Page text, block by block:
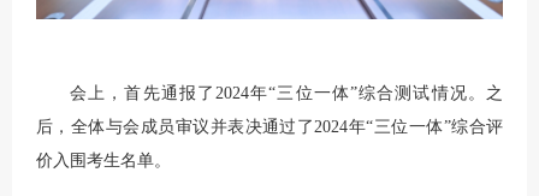
会上，首先通报了2024年“三位一体”综合测试情况。之
后，全体与会成员审议并表决通过了2024年“三位一体”综合评
价入围考生名单。